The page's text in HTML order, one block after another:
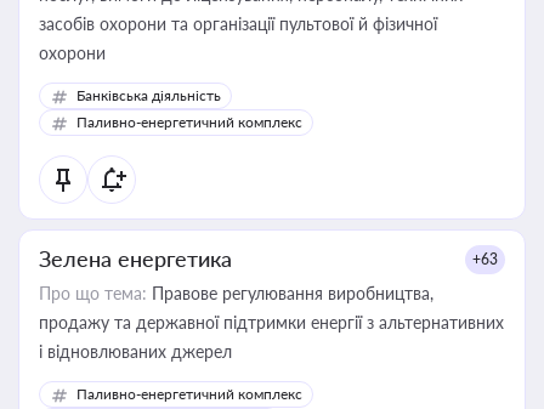
засобів охорони та організації пультової й фізичної
охорони
Банківська діяльність
Паливно-енергетичний комплекс
Зелена енергетика +63
Про що тема: Правове регулювання виробництва,
продажу та державної підтримки енергії з альтернативних
і відновлюваних джерел
Паливно-енергетичний комплекс